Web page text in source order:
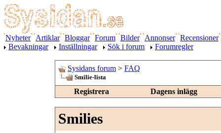
Nyheter Artiklar Bloggar Forum Bilder Annonser Recensioner
Bevakningar
Inställningar Sök i forum Forumregler
Sysidans forum > FAQ
Smilie-lista
Registrera Dagens inlägg
Smilies